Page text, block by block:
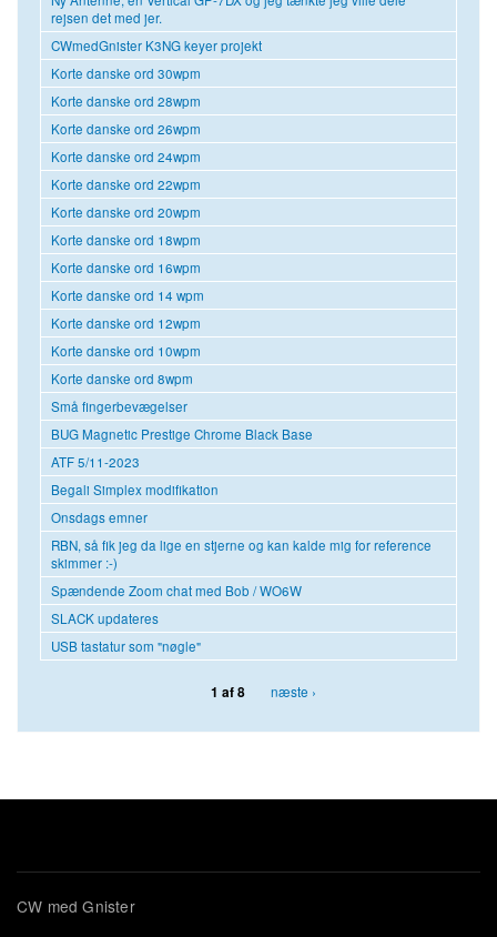
rejsen det med jer.
CWmedGnister K3NG keyer projekt
Korte danske ord 30wpm
Korte danske ord 28wpm
Korte danske ord 26wpm
Korte danske ord 24wpm
Korte danske ord 22wpm
Korte danske ord 20wpm
Korte danske ord 18wpm
Korte danske ord 16wpm
Korte danske ord 14 wpm
Korte danske ord 12wpm
Korte danske ord 10wpm
Korte danske ord 8wpm
Små fingerbevægelser
BUG Magnetic Prestige Chrome Black Base
ATF 5/11-2023
Begali Simplex modifikation
Onsdags emner
RBN, så fik jeg da lige en stjerne og kan kalde mig for reference
skimmer :-)
Spændende Zoom chat med Bob / WO6W
SLACK updateres
USB tastatur som "nøgle"
1 af 8 næste ›
CW med Gnister